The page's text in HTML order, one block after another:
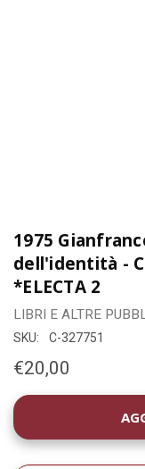
1975
dell'identità -
*ELECTA 2
LIBRI E ALTRE
SKU: C-327751
€20,00
DISPONIBILITÀ
ATTUALE: